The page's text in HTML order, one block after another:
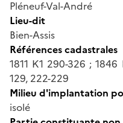
Pléneuf-Val-André
Lieu-dit
Bien-Assis
Références cadastrales
1811 K1 290-326 ; 1846
129, 222-229
Milieu d'implantation
isolé